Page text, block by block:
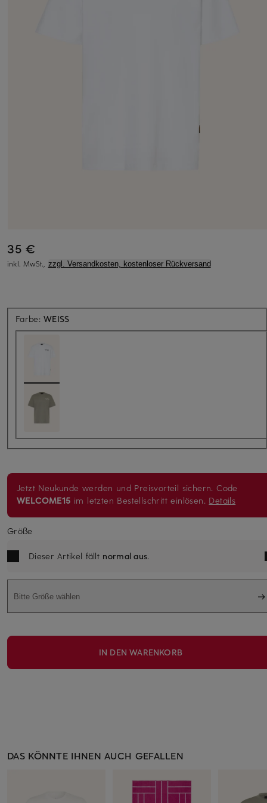
35 €
inkl. MwSt., zzgl. Versandkosten, kostenloser Rückversand
Farbe:WEISS
Jetzt Neukunde werden und Preisvorteil sichern. Code
WELCOME15 im letzten Bestellschritt einlösen. Details
Größe
Dieser Artikel fällt normal aus.
Bitte Größe wählen
IN DEN WARENKORB
DAS KÖNNTE IHNEN AUCH GEFALLEN